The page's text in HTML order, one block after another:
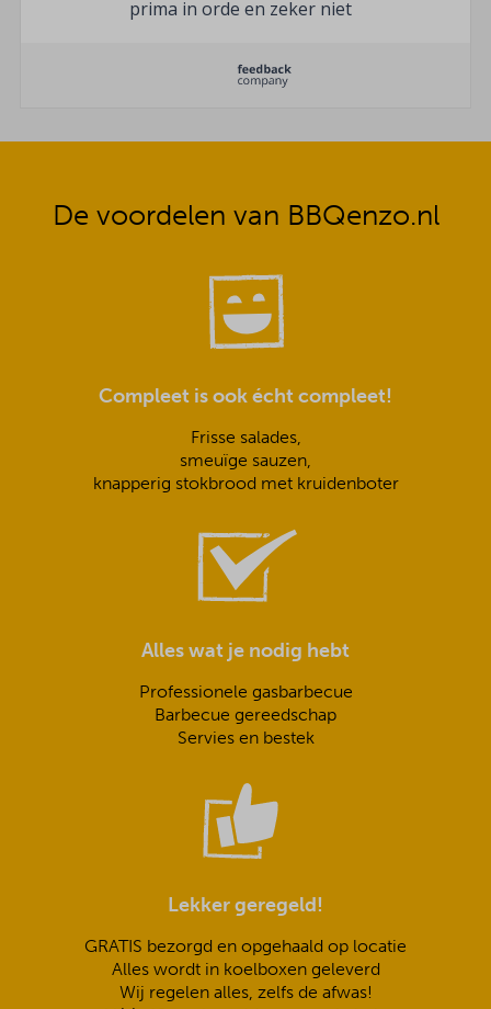
prima in orde en zeker niet
De voordelen van BBQenzo.nl
Compleet is ook écht compleet!
Frisse salades,
smeuïge sauzen,
knapperig stokbrood met kruidenboter
Alles wat je nodig hebt
Professionele gasbarbecue
Barbecue gereedschap
Servies en bestek
Lekker geregeld!
GRATIS bezorgd en opgehaald op locatie
Alles wordt in koelboxen geleverd
Wij regelen alles, zelfs de afwas!